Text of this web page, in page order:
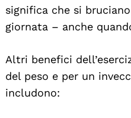
significa che si
giornata – anche
Altri benefici
del peso e per un
includono: